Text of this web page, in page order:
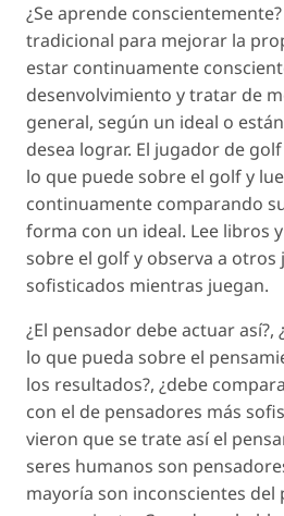
¿Se aprende
tradicional para mejorar la
estar continuamente
desenvolvimiento y tratar de
general, según un ideal o
desea lograr. El jugador de
lo que puede sobre el golf y
continuamente comparando
forma con un ideal. Lee libros
sobre el golf y observa a otros
sofisticados mientras juegan.
¿El pensador debe actuar
lo que pueda sobre el
los resultados?, ¿debe
con el de pensadores más
vieron que se trate así el
seres humanos son
mayoría son inconscientes del